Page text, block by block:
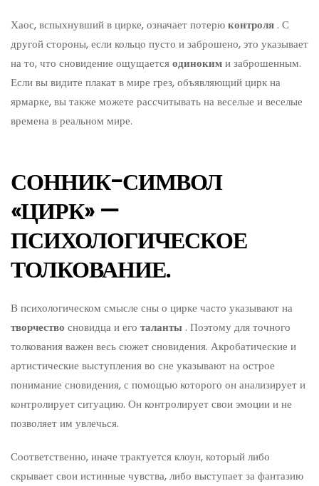
Хаос, вспыхнувший в цирке, означает потерюконтроля . С
другой стороны, если кольцо пусто и заброшено, это указывает
на то, что сновидение ощущаетсяодинокими заброшенным.
Если вы видите плакат в мире грез, объявляющий цирк на
ярмарке, вы также можете рассчитывать на веселые и веселые
времена в реальном мире.
СОННИК-СИМВОЛ
«ЦИРК» —
ПСИХОЛОГИЧЕСКОЕ
ТОЛКОВАНИЕ.
В психологическом смысле сны о цирке часто указывают на
творчество сновидца и его таланты . Поэтому для точного
толкования важен весь сюжет сновидения. Акробатические и
артистические выступления во сне указывают на острое
понимание сновидения, с помощью которого он анализирует и
контролирует ситуацию. Он контролирует свои эмоции и не
позволяет им увлечься.
Соответственно, иначе трактуется клоун, который либо
скрывает свои истинные чувства, либо выступает за фантазию